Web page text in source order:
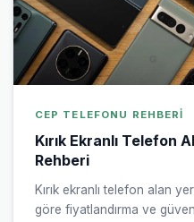
CEP TELEFONU REHBERI
Kırık Ekranlı Telefon
Rehberi
Kırık ekranlı telefon alan
göre fiyatlandırma ve